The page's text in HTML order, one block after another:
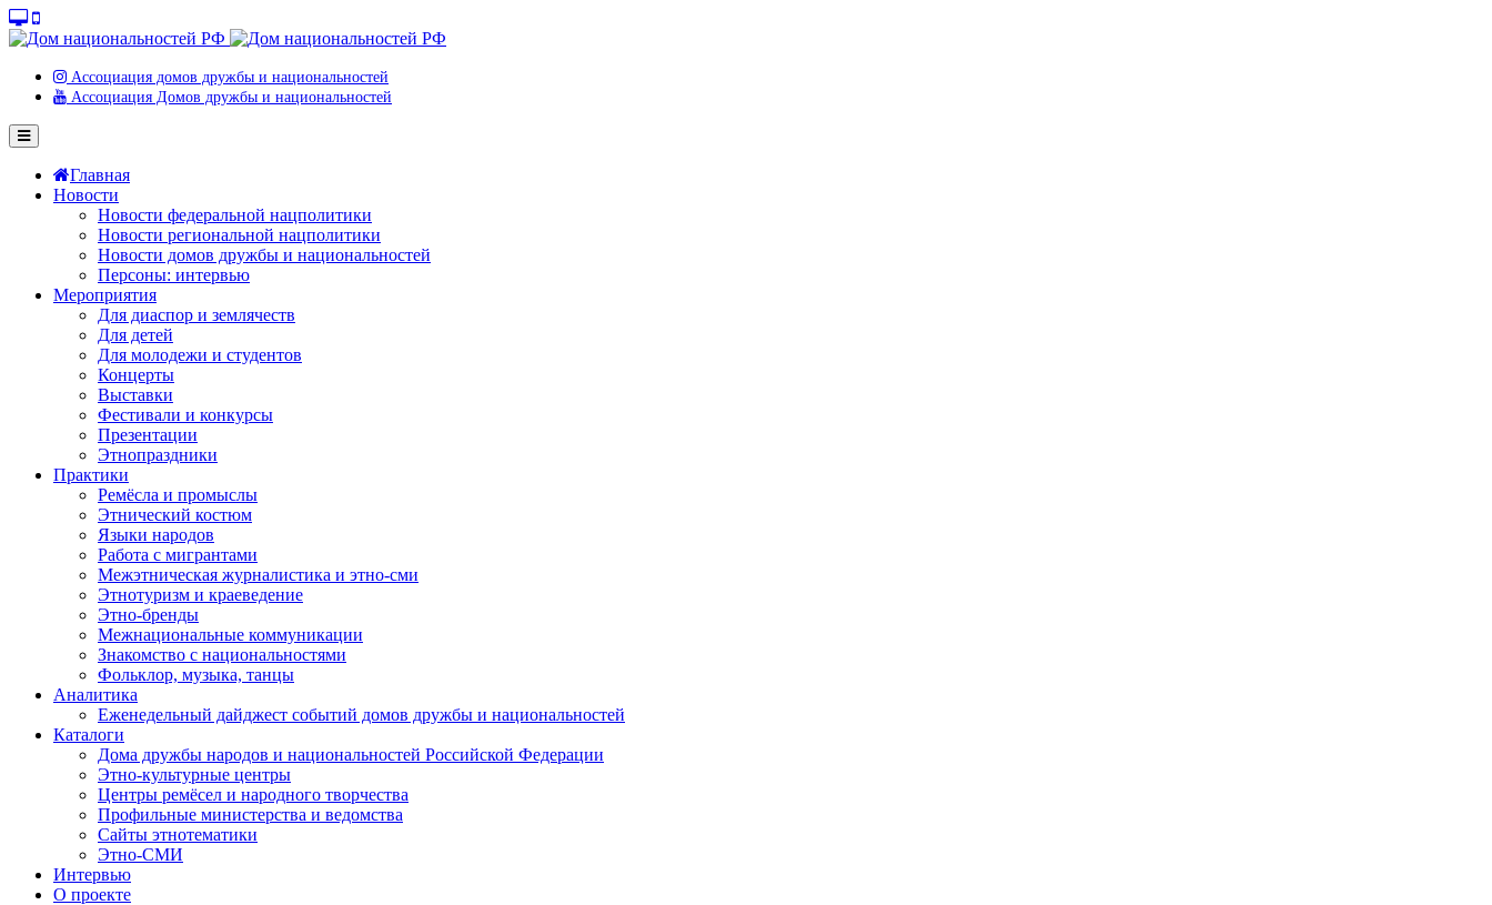
Ассоциация домов дружбы и национальностей
Ассоциация Домов дружбы и национальностей
Главная
Новости
Новости федеральной нацполитики
Новости региональной нацполитики
Новости домов дружбы и национальностей
Персоны: интервью
Мероприятия
Для диаспор и землячеств
Для детей
Для молодежи и студентов
Концерты
Выставки
Фестивали и конкурсы
Презентации
Этнопраздники
Практики
Ремёсла и промыслы
Этнический костюм
Языки народов
Работа с мигрантами
Межэтническая журналистика и этно-сми
Этнотуризм и краеведение
Этно-бренды
Межнациональные коммуникации
Знакомство с национальностями
Фольклор, музыка, танцы
Аналитика
Еженедельный дайджест событий домов дружбы и национальностей
Каталоги
Дома дружбы народов и национальностей Российской Федерации
Этно-культурные центры
Центры ремёсел и народного творчества
Профильные министерства и ведомства
Сайты этнотематики
Этно-СМИ
Интервью
О проекте